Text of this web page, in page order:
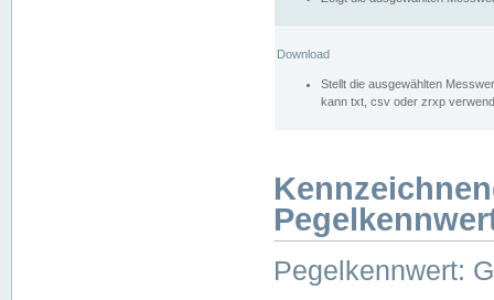
Download
Stellt die ausgewählten
kann txt, csv oder zrxp
Pegelkennwert: